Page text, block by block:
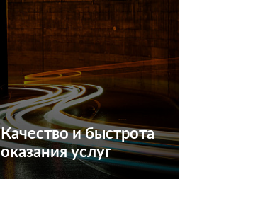
Качество и быстрота
оказания услуг